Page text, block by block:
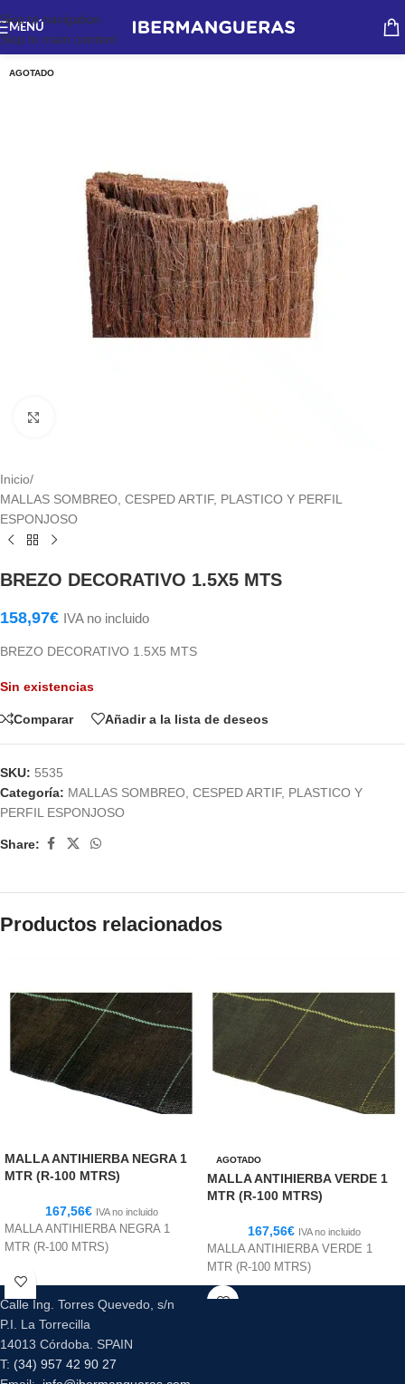
Skip to navigation
Skip to main content
MENÚ
AGOTADO
Inicio/
MALLAS SOMBREO, CESPED ARTIF, PLASTICO Y PERFIL
ESPONJOSO
BREZO DECORATIVO 1.5X5 MTS
158,97€ IVA no incluido
BREZO DECORATIVO 1.5X5 MTS
Sin existencias
Comparar Añadir a la lista de deseos
SKU: 5535
Categoría: MALLAS SOMBREO, CESPED ARTIF, PLASTICO Y
PERFIL ESPONJOSO
Share:
Productos relacionados
MALLA ANTIHIERBA NEGRA 1
MTR (R-100 MTRS)
167,56€ IVA no incluido
MALLA ANTIHIERBA NEGRA 1
MTR (R-100 MTRS)
AGOTADO
MALLA ANTIHIERBA VERDE 1
MTR (R-100 MTRS)
167,56€ IVA no incluido
MALLA ANTIHIERBA VERDE 1
MTR (R-100 MTRS)
Calle Ing. Torres Quevedo, s/n
P.I. La Torrecilla
14013 Córdoba. SPAIN
T: (34) 957 42 90 27